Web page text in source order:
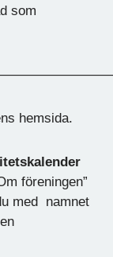
som
hemsida.
föreningen”
med namnet